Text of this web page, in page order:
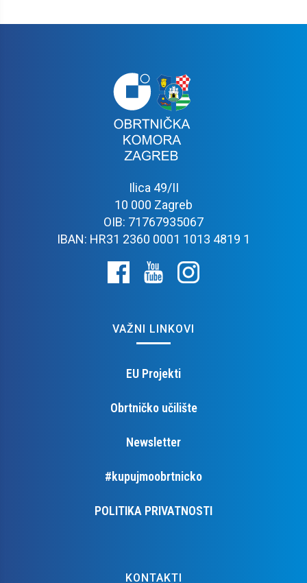
Ilica 49/II
10 000 Zagreb
OIB: 71767935067
IBAN: HR31 2360 0001 1013 4819 1
VAŽNI LINKOVI
EU Projekti
Obrtničko učilište
Newsletter
#kupujmoobrtnicko
POLITIKA PRIVATNOSTI
KONTAKTI